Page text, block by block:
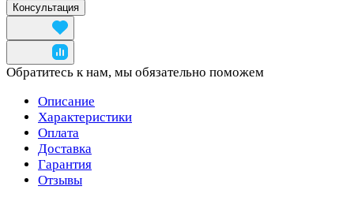
Консультация
Обратитесь к нам, мы обязательно поможем
Описание
Характеристики
Оплата
Доставка
Гарантия
Отзывы